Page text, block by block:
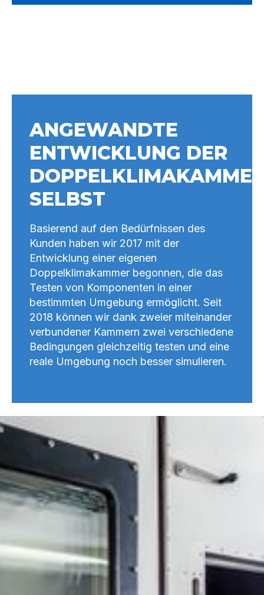
ANGEWANDTE
ENTWICKLUNG DER
SELBST
Basierend auf den Bedürfnissen des
Kunden haben wir 2017 mit der
Entwicklung einer eigenen
Doppelklimakammer begonnen, die das
Testen von Komponenten in einer
bestimmten Umgebung ermöglicht. Seit
2018 können wir dank zweier miteinander
verbundener Kammern zwei verschiedene
Bedingungen gleichzeitig testen und eine
reale Umgebung noch besser simulieren.